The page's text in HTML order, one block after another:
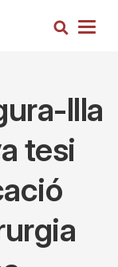
Cerca
Illa
tesi